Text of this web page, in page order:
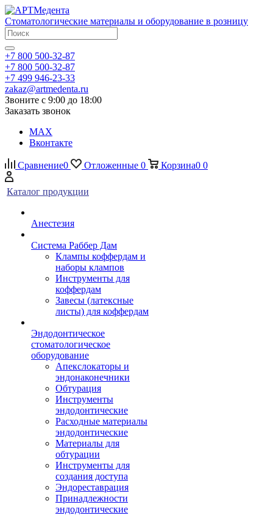
Стоматологические материалы и оборудование в розницу
+7 800 500-32-87
+7 800 500-32-87
+7 499 946-23-33
zakaz@artmedenta.ru
Звоните с 9:00 до 18:00
Заказать звонок
MAX
Вконтакте
Сравнение0 Отложенные 0 Корзина0 0
Каталог продукции
Анестезия
Система Раббер Дам
Клампы коффердам и
наборы клампов
Инструменты для
коффердам
Завесы (латексные
листы) для коффердам
Эндодонтическое
стоматологическое
оборудование
Апекслокаторы и
эндонаконечники
Обтурация
Инструменты
эндодонтические
Расходные материалы
эндодонтические
Материалы для
обтурации
Инструменты для
создания доступа
Эндореставрация
Принадлежности
эндодонтические